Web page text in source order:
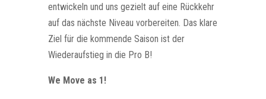
entwickeln und uns gezielt auf eine Rückkehr
auf das nächste Niveau vorbereiten. Das klare
Ziel für die kommende Saison ist der
Wiederaufstieg in die Pro B!
We Move as 1!